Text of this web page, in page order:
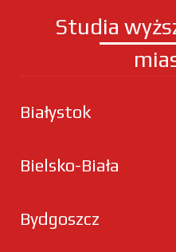
Studia
Białystok
Bielsko-Biała
Bydgoszcz